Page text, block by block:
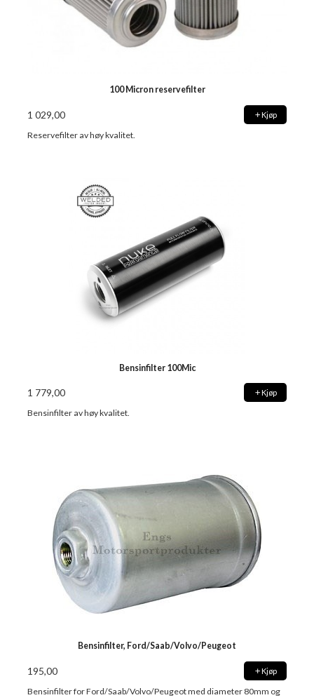
100 Micron reservefilter
1 029,00 Kjøp
Reservefilter av høy kvalitet.
Bensinfilter 100Mic
1 779,00 Kjøp
Bensinfilter av høy kvalitet.
Bensinfilter, Ford/Saab/Volvo/Peugeot
195,00 Kjøp
Bensinfilter for Ford/Saab/Volvo/Peugeot med diameter 80mm og